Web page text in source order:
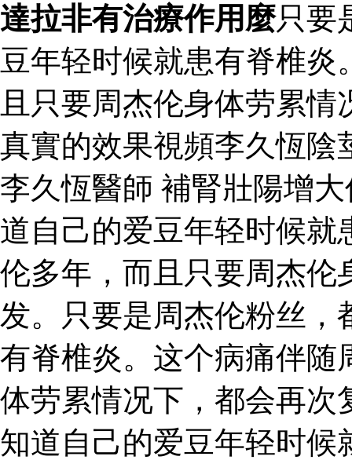
達拉非有治療作用麼只要
豆年轻时候就患有脊椎
且只要周杰伦身体劳累
真實的效果視頻李久恆陰
李久恆醫師 補腎壯陽增
道自己的爱豆年轻时候就
伦多年，而且只要周杰伦
发。只要是周杰伦粉丝
有脊椎炎。这个病痛伴随
体劳累情况下，都会再次
知道自己的爱豆年轻时候